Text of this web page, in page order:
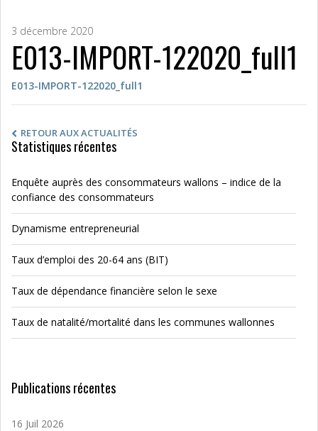
3 décembre 2020
E013-IMPORT-122020_full1
E013-IMPORT-122020_full1
RETOUR AUX ACTUALITÉS
Statistiques récentes
Enquête auprès des consommateurs wallons – indice de la
confiance des consommateurs
Dynamisme entrepreneurial
Taux d’emploi des 20-64 ans (BIT)
Taux de dépendance financière selon le sexe
Taux de natalité/mortalité dans les communes wallonnes
Publications récentes
16 Juil 2026